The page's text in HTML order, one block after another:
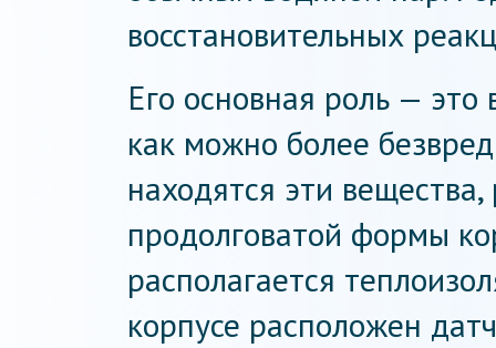
восстановительных
Его основная роль — это
как можно более
находятся эти
продолговатой формы
располагается
корпусе расположен